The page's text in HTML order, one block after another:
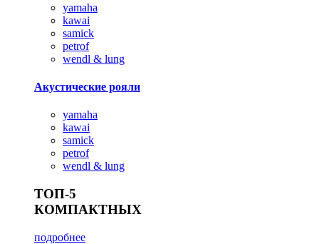
yamaha
kawai
samick
petrof
wendl & lung
Акустические рояли
yamaha
kawai
samick
petrof
wendl & lung
ТОП-5
КОМПАКТНЫХ
подробнее